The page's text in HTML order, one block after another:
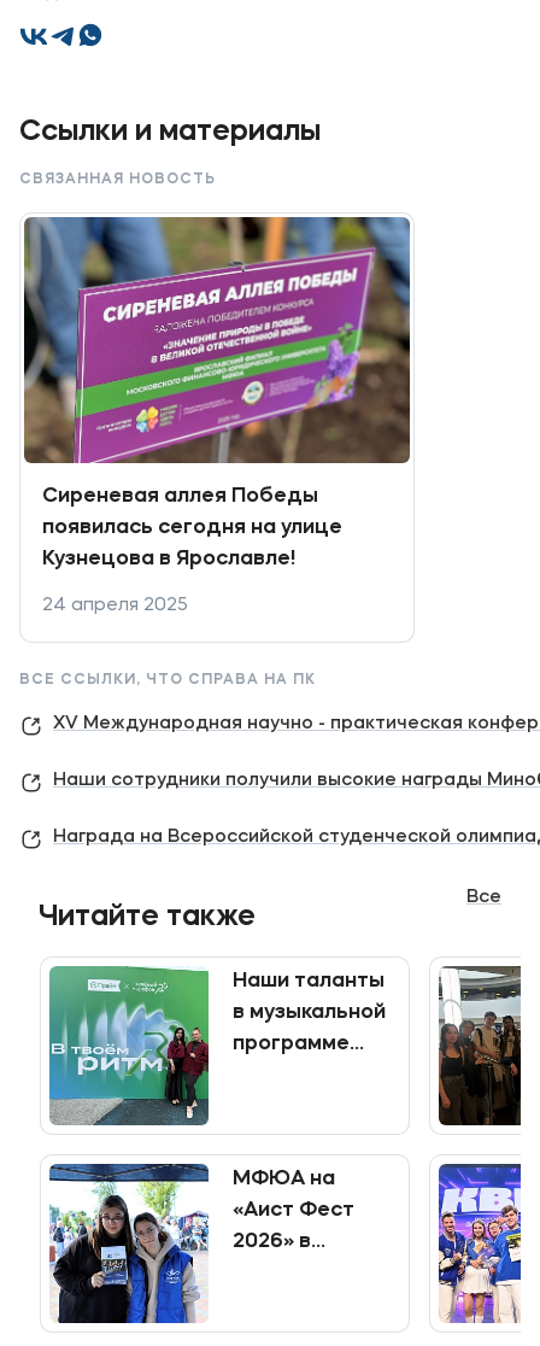
Ссылки и материалы
СВЯЗАННАЯ НОВОСТЬ
Сиреневая аллея Победы
появилась сегодня на улице
Кузнецова в Ярославле!
24 апреля 2025
ВСЕ ССЫЛКИ, ЧТО СПРАВА НА ПК
ХV Международная научно - практическая
Наши сотрудники получили высокие награды
Награда на Всероссийской студенческой
Читайте также
Все
Наши таланты
в музыкальной
программе
МФЮА на
«Аист Фест
2026» в